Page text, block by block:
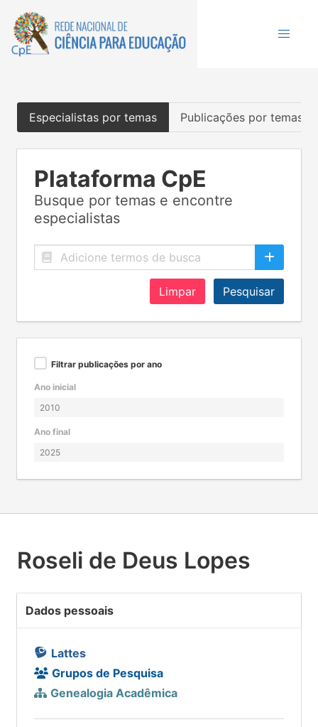
Especialistas por temas Publicações por temas
Plataforma CpE
Busque por temas e encontre
especialistas
Limpar Pesquisar
Filtrar publicações por ano
Ano inicial
Ano final
Roseli de Deus Lopes
Dados pessoais
Lattes
Grupos de Pesquisa
Genealogia Acadêmica